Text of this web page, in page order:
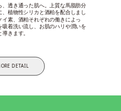
、透き通った肌へ。上質な馬脂肪分
植物性シリカと酒粕を配合しまし
素、酒粕それぞれの働きによっ
着洗い流し、お肌のハリや潤いを
きます。
DETAIL